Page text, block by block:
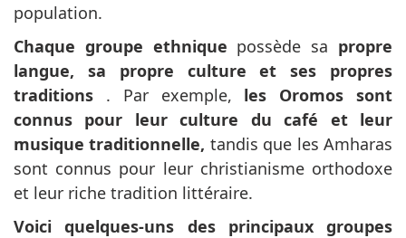
population.
Chaque groupe ethnique possède sa propre
langue, sa propre culture et ses propres
traditions . Par exemple, les Oromos sont
connus pour leur culture du café et leur
musique traditionnelle, tandis que les Amharas
sont connus pour leur christianisme orthodoxe
et leur riche tradition littéraire.
Voici quelques-uns des principaux groupes